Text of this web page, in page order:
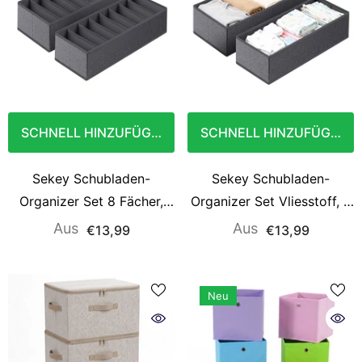
SCHNELL HINZUFÜGEN
Sekey Schubladen-
Organizer Set 8 Fächer,
Vliesstoff, 2 Größen
Kleidung, Accessoires &
Alltagsartikel
Aus €13,99
SCHNELL HINZUFÜGEN
Sekey Schubladen-
Organizer Set Vliesstoff, 2
Größen (19×40×11 cm &
Alltagsartikel
Aus €13,99
Neu